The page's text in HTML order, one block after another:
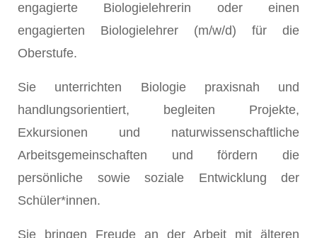
engagierte Biologielehrerin oder einen
engagierten Biologielehrer (m/w/d) für die
Oberstufe.
Sie unterrichten Biologie praxisnah und
handlungsorientiert, begleiten Projekte,
Exkursionen und naturwissenschaftliche
Arbeitsgemeinschaften und fördern die
persönliche sowie soziale Entwicklung der
Schüler*innen.
Sie bringen Freude an der Arbeit mit älteren